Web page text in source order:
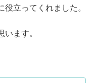
立ってくれました。
ます。